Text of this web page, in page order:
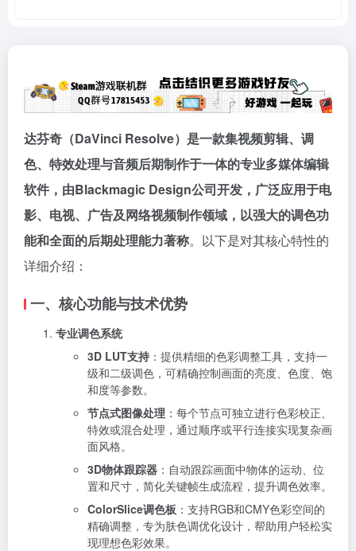
达芬奇（DaVinci Resolve）是一款集视频剪辑、调
色、特效处理与音频后期制作于一体的专业多媒体编辑
软件，由Blackmagic Design公司开发，广泛应用于电
影、电视、广告及网络视频制作领域，以强大的调色功
能和全面的后期处理能力著称。以下是对其核心特性的
详细介绍：
一、核心功能与技术优势
专业调色系统
3D LUT支持 ：提供精细的色彩调整工具，支持一
级和二级调色，可精确控制画面的亮度、色度、饱
和度等参数。
节点式图像处理 ：每个节点可独立进行色彩校正、
特效或混合处理，通过顺序或平行连接实现复杂画
面风格。
3D物体跟踪器 ：自动跟踪画面中物体的运动、位
置和尺寸，简化关键帧生成流程，提升调色效率。
ColorSlice调色板 ：支持RGB和CMY色彩空间的
精确调整，专为肤色调优化设计，帮助用户轻松实
现理想色彩效果。